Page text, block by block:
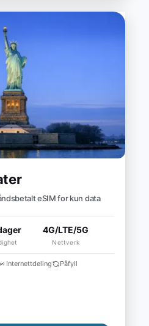
eSIM for kun data
4G/LTE/5G
Nettverk
Internettdeling Påfyll